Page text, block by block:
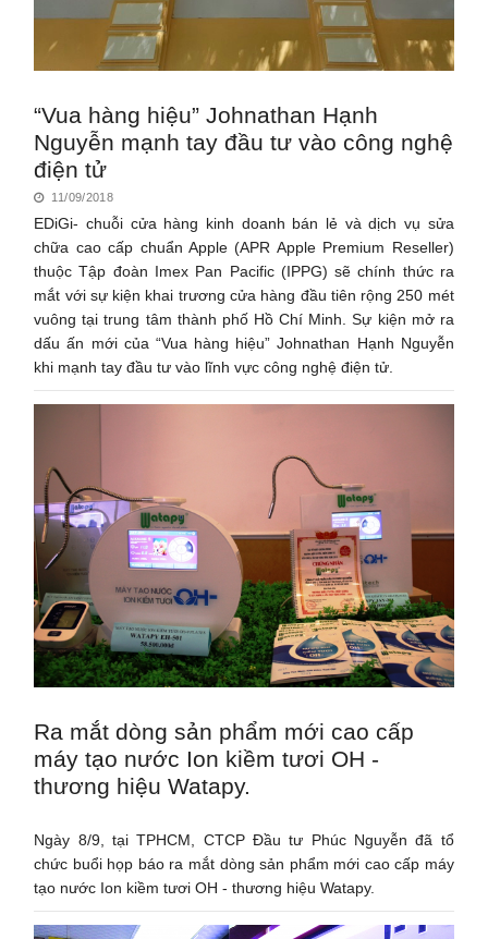
“Vua hàng hiệu” Johnathan Hạnh
Nguyễn mạnh tay đầu tư vào công nghệ
điện tử
11/09/2018
EDiGi- chuỗi cửa hàng kinh doanh bán lẻ và dịch vụ sửa
chữa cao cấp chuẩn Apple (APR Apple Premium Reseller)
thuộc Tập đoàn Imex Pan Pacific (IPPG) sẽ chính thức ra
mắt với sự kiện khai trương cửa hàng đầu tiên rộng 250 mét
vuông tại trung tâm thành phố Hồ Chí Minh. Sự kiện mở ra
dấu ấn mới của “Vua hàng hiệu” Johnathan Hạnh Nguyễn
khi mạnh tay đầu tư vào lĩnh vực công nghệ điện tử.
Ra mắt dòng sản phẩm mới cao cấp
máy tạo nước Ion kiềm tươi OH -
thương hiệu Watapy.
Ngày 8/9, tại TPHCM, CTCP Đầu tư Phúc Nguyễn đã tổ
chức buổi họp báo ra mắt dòng sản phẩm mới cao cấp máy
tạo nước Ion kiềm tươi OH - thương hiệu Watapy.